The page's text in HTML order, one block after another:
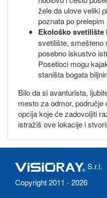
žele da ulove veliki
poznata po
Ekološko svetilište
svetilište, smešteno
posebno iskustvo
Posetioci mogu
staništa bogata
Bilo da si avanturista,
mesto za odmor,
opcija koje će zadovoljiti
istražiš ove lokacije i
S.r.l.
Copyright 2011 - 2026